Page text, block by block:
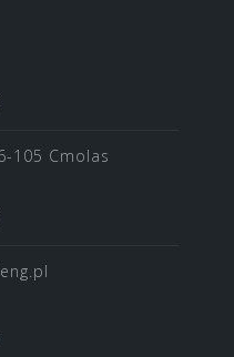
105 Cmolas